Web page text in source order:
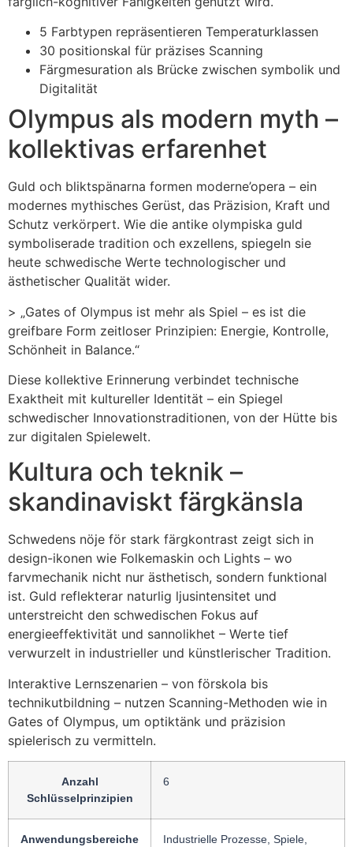
5 Farbtypen repräsentieren Temperaturklassen
30 positionskal für präzises Scanning
Färgmesuration als Brücke zwischen symbolik und
Digitalität
Olympus als modern myth –
kollektivas erfarenhet
Guld och bliktspänarna formen moderne’opera – ein
modernes mythisches Gerüst, das Präzision, Kraft und
Schutz verkörpert. Wie die antike olympiska guld
symboliserade tradition och exzellens, spiegeln sie
heute schwedische Werte technologischer und
ästhetischer Qualität wider.
> „Gates of Olympus ist mehr als Spiel – es ist die
greifbare Form zeitloser Prinzipien: Energie, Kontrolle,
Schönheit in Balance.“
Diese kollektive Erinnerung verbindet technische
Exaktheit mit kultureller Identität – ein Spiegel
schwedischer Innovationstraditionen, von der Hütte bis
zur digitalen Spielewelt.
Kultura och teknik –
skandinaviskt färgkänsla
Schwedens nöje för stark färgkontrast zeigt sich in
design-ikonen wie Folkemaskin och Lights – wo
farvmechanik nicht nur ästhetisch, sondern funktional
ist. Guld reflekterar naturlig ljusintensitet und
unterstreicht den schwedischen Fokus auf
energieeffektivität und sannolikhet – Werte tief
verwurzelt in industrieller und künstlerischer Tradition.
Interaktive Lernszenarien – von förskola bis
technikutbildning – nutzen Scanning-Methoden wie in
Gates of Olympus, um optiktänk und präzision
spielerisch zu vermitteln.
Anzahl
Schlüsselprinzipien
6
Anwendungsbereiche
Industrielle Prozesse, Spiele,